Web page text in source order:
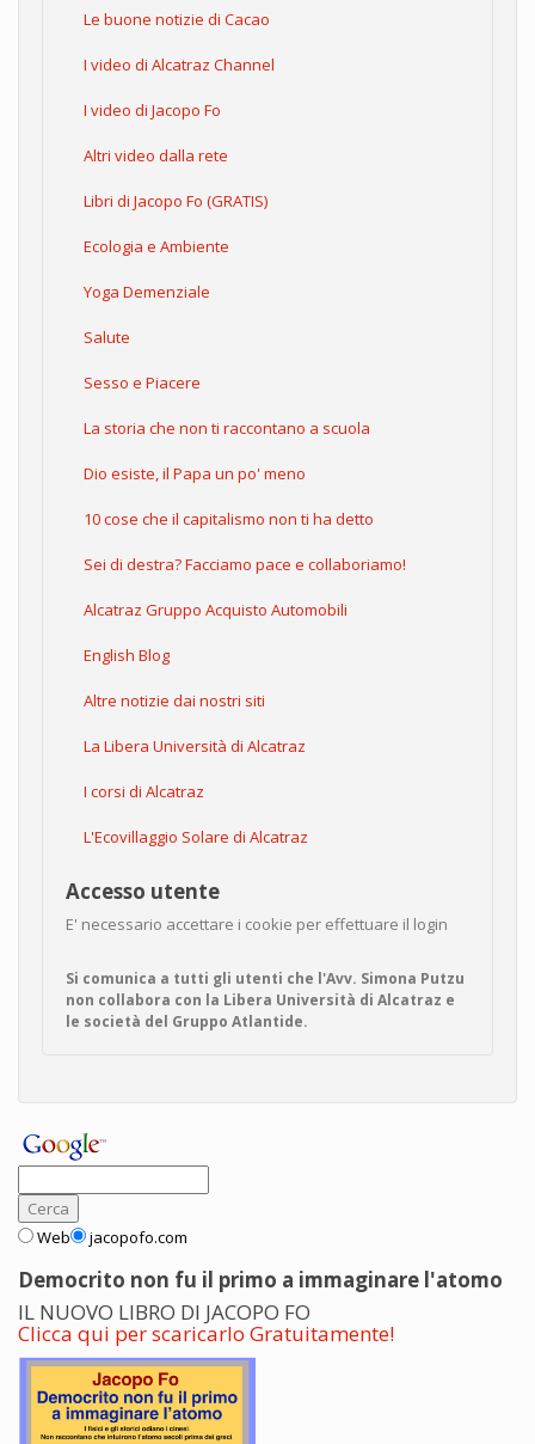
Le buone notizie di Cacao
I video di Alcatraz Channel
I video di Jacopo Fo
Altri video dalla rete
Libri di Jacopo Fo (GRATIS)
Ecologia e Ambiente
Yoga Demenziale
Salute
Sesso e Piacere
La storia che non ti raccontano a scuola
Dio esiste, il Papa un po' meno
10 cose che il capitalismo non ti ha detto
Sei di destra? Facciamo pace e collaboriamo!
Alcatraz Gruppo Acquisto Automobili
English Blog
Altre notizie dai nostri siti
La Libera Università di Alcatraz
I corsi di Alcatraz
L'Ecovillaggio Solare di Alcatraz
Accesso utente
E' necessario accettare i cookie per effettuare il login
Si comunica a tutti gli utenti che l'Avv. Simona Putzu
non collabora con la Libera Università di Alcatraz e
le società del Gruppo Atlantide.
Web jacopofo.com
Democrito non fu il primo a immaginare l'atomo
IL NUOVO LIBRO DI JACOPO FO
Clicca qui per scaricarlo Gratuitamente!